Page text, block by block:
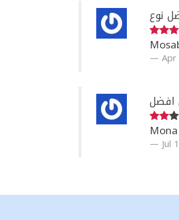
نوع
افضل
Mona
Jul